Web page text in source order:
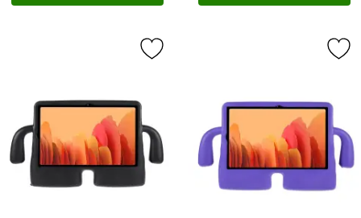
Markera samsung Galaxy Tab A7